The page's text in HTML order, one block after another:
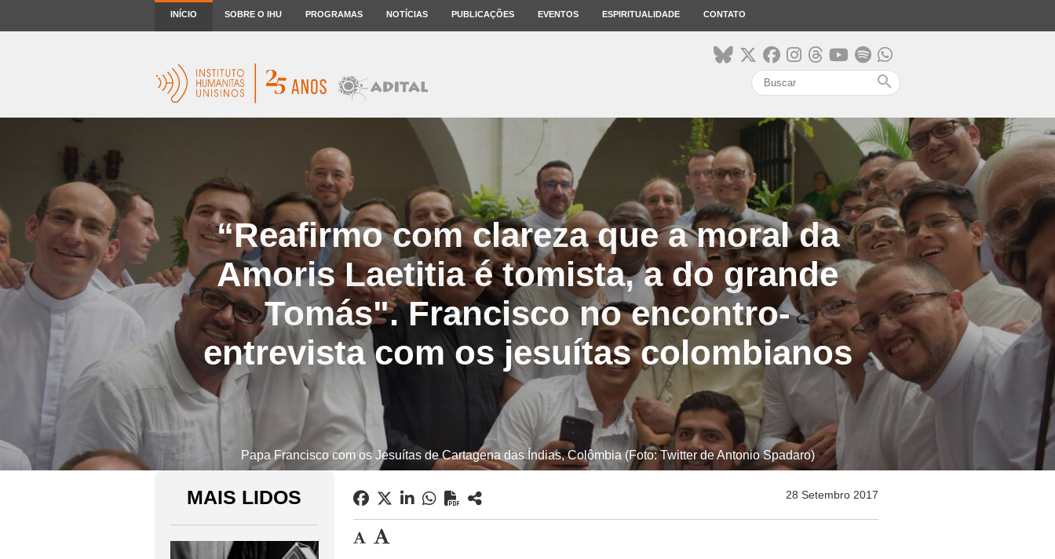
INÍCIO SOBRE O IHU PROGRAMAS NOTÍCIAS PUBLICAÇÕES EVENTOS ESPIRITUALIDADE CONTATO
search
“Reafirmo com clareza que a moral da
Amoris Laetitia é tomista, a do grande
Tomás". Francisco no encontro-
entrevista com os jesuítas colombianos
Papa Francisco com os Jesuítas de Cartagena das Índias, Colômbia (Foto: Twitter de Antonio Spadaro)
MAIS LIDOS 28 Setembro 2017